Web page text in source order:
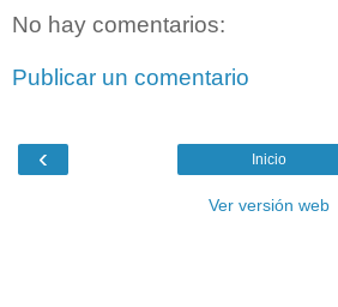
No hay comentarios:
Publicar un comentario
‹ Inicio
Ver versión web